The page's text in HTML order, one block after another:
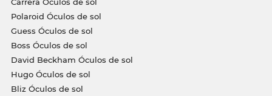
Polaroid Óculos de sol
Guess Óculos de sol
Boss Óculos de sol
David Beckham Óculos de sol
Hugo Óculos de sol
Bliz Óculos de sol